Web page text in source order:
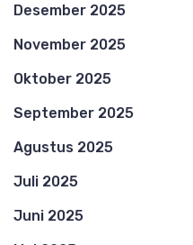
Desember 2025
November 2025
Oktober 2025
September 2025
Agustus 2025
Juli 2025
Juni 2025